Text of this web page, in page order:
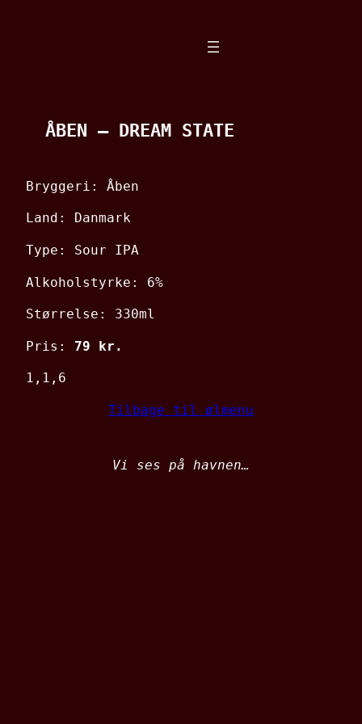
ÅBEN – DREAM STATE
Bryggeri: Åben
Land: Danmark
Type: Sour IPA
Alkoholstyrke: 6%
Størrelse: 330ml
Pris: 79 kr.
1,1,6
Tilbage til ølmenu
Vi ses på havnen…